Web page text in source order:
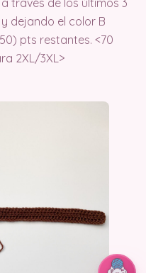
través de los últimos 3
dejando el color B
pts restantes. <70
2XL/3XL>